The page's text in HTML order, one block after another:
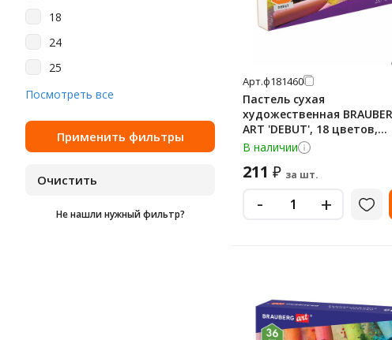
18
24
25
36
48
50
72
Посмотреть все
Не нашли нужный фильтр?
Арт.ф181460
Пастель сухая
художественная
ART 'DEBUT', 18 цветов,
круглое сечение, 181460
В наличии
211 ₽ за шт.
- +